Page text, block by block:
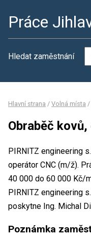
Práce
Hledat zaměstnání
Hlavní strana / Volná místa /
Obraběč
PIRNITZ engineering
operátor CNC (m/ž).
40 000 do 60 000 Kč/
PIRNITZ engineering
poskytne Ing. Michal
Poznámka